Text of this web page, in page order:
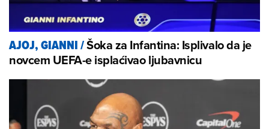
AJOJ, GIANNI/Šoka za Infantina: Isplivalo da je
novcem UEFA-e isplaćivao ljubavnicu